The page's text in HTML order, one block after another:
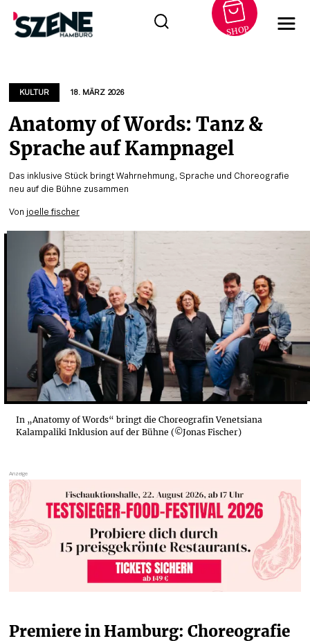
springen
SHOP
KULTUR 18. MÄRZ 2026
Anatomy of Words: Tanz &
Sprache auf Kampnagel
Das inklusive Stück bringt Wahrnehmung, Sprache und Choreografie
neu auf die Bühne zusammen
Von joelle fischer
In „Anatomy of Words“ bringt die Choreografin Venetsiana
Kalampaliki Inklusion auf der Bühne (©Jonas Fischer)
Premiere in Hamburg: Choreografie